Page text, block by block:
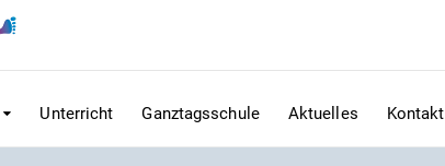
Unterricht Ganztagsschule Aktuelles Kontakt